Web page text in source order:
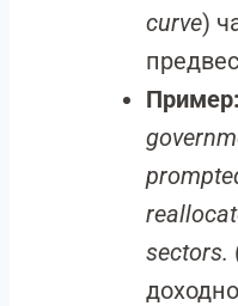
curve)
Пример:
sectors.